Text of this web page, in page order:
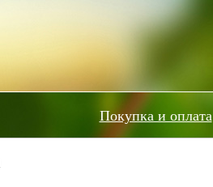
Покупка и оплата